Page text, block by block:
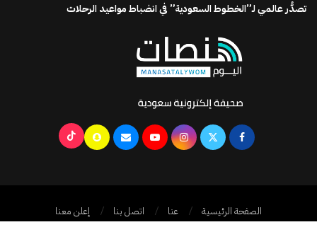
تصدُّر عالمي لـ”الخطوط السعودية” في انضباط مواعيد الرحلات
الصفحة الرئيسية عنا اتصل بنا إعلن معنا